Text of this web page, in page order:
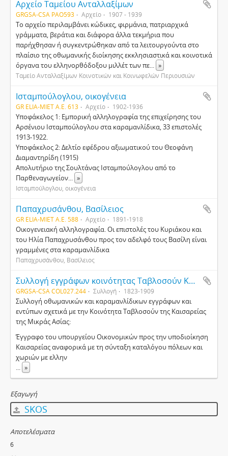
Αρχείο Ταμείου Ανταλλαξίμων
GRGSA-CSA PAO593 Αρχείο 1907 - 1939
Το αρχείο περιλαμβάνει κώδικες, φιρμάνια, πατριαρχικά
γράμματα, βεράτια και διάφορα άλλα τεκμήρια που
παρήχθησαν ή συγκεντρώθηκαν από τα λειτουργούντα στο
πλαίσιο της οθωμανικής διοίκησης εκκλησιαστικά και κοινοτικά
όργανα του ελληνορθόδοξου μιλλέτ των πε... »
Ταμείο Ανταλλαξίμων Κοινοτικών και Κοινωφελών Περιουσιών
Ισταμπούλογλου, οικογένεια
GR ELIA-MIET Α.Ε. 613 Αρχείο 1902-1936
Υποφάκελος 1: Εμπορική αλληλογραφία της επιχείρησης του
Αρσένιου Ισταμπούλογλου στα καραμανλίδικα, 33 επιστολές
1913-1922.
Υποφάκελος 2: Δελτίο εφέδρου αξιωματικού του Θεοφάνη
Διαμαντηρίδη (1915)
Απολυτήριο της Σουλτάνας Ισταμπούλογλου από το
Παρθεναγωγείον... »
Ισταμπούλογλου, οικογένεια
Παπαχρυσάνθου, Βασίλειος
GR ELIA-MIET Α.Ε. 588 Αρχείο 1891-1918
Οικογενειακή αλληλογραφία. Οι επιστολές του Κυριάκου και
του Ηλία Παπαχρυσάνθου προς τον αδελφό τους Βασίλη είναι
γραμμένες στα καραμανλίδικα
Παπαχρυσάνθου, Βασίλειος
Συλλογή εγγράφων κοινότητας Ταβλοσούν Καππαδοκίας (Κ58δ)
GRGSA-CSA COL027.244 Συλλογή 1823-1909
Συλλογή οθωμανικών και καραμανλίδικων εγγράφων και
εντύπων σχετικά με την Κοινότητα Ταβλοσούν της Καισαρείας
της Μικράς Ασίας:
Έγγραφο του υπουργείου Οικονομικών προς την υποδιοίκηση
Καισαρείας αναφορικά με τη σύνταξη καταλόγου πόλεων και
χωριών με ελλην
... »
Εξαγωγή
SKOS
Αποτελέσματα
6